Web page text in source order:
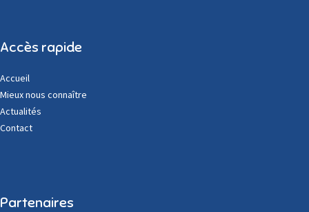
Accès rapide
Accueil
Mieux nous connaître
Actualités
Contact
Partenaires